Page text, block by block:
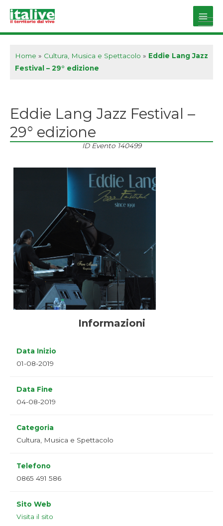
Main
Home » Cultura, Musica e Spettacolo » Eddie Lang Jazz
Festival – 29° edizione
Eddie Lang Jazz Festival –
29° edizione
ID Evento 140499
Informazioni
Data Inizio
01-08-2019
Data Fine
04-08-2019
Categoria
Cultura, Musica e Spettacolo
Telefono
0865 491 586
Sito Web
Visita il sito